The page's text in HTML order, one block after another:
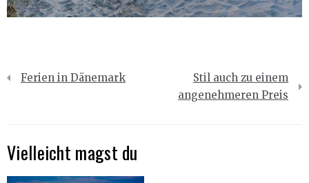
Beitragsnavigation
Ferien in Dänemark
Stil auch zu einem
angenehmeren Preis
Vielleicht magst du